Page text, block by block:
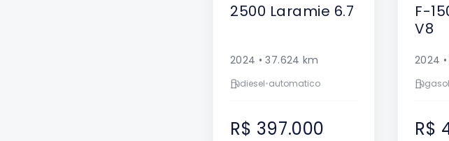
2500 Laramie 6.7
2024 •37.624 km
diesel•automatico
R$ 397.000
F-
V8
2024
R$